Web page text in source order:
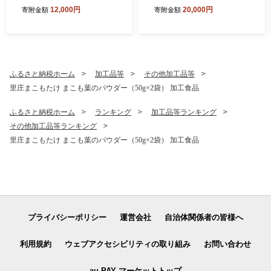
詰め合わせ 送料無料【ふる
寄附金額 12,000円
ーロラブラック マイハート
寄附金額 20,000円
ふるさと納税ホーム 加工品等
その他加工品等
里庄まこもたけ まこも葉のパウダー（50g×2袋） 加工食品
ふるさと納税ホーム ランキング
加工品等ランキング
その他加工品等ランキング
里庄まこもたけ まこも葉のパウダー（50g×2袋） 加工食品
プライバシーポリシー 運営会社 自治体関係者の皆様へ
利用規約 ウェブアクセシビリティの取り組み お問い合わせ